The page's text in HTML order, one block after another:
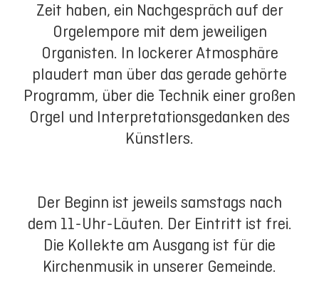
Zeit haben, ein Nachgespräch auf der
Orgelempore mit dem jeweiligen
Organisten. In lockerer Atmosphäre
plaudert man über das gerade gehörte
Programm, über die Technik einer großen
Orgel und Interpretationsgedanken des
Künstlers.
Der Beginn ist jeweils samstags nach
dem 11-Uhr-Läuten. Der Eintritt ist frei.
Die Kollekte am Ausgang ist für die
Kirchenmusik in unserer Gemeinde.